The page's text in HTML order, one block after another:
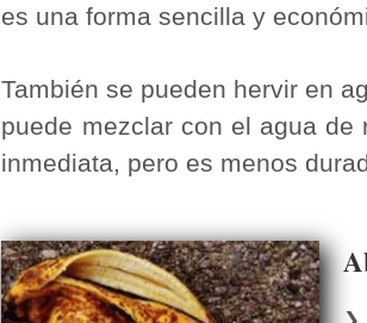
es una forma sencilla y
También se pueden hervir en
puede mezclar con el agua
inmediata, pero es menos